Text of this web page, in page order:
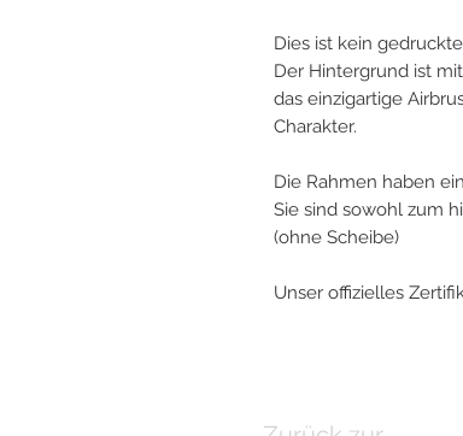
Dies ist kein
Der Hintergrund ist
das einzigartige
Charakter.
Die Rahmen haben
Sie sind sowohl zum
(ohne Scheibe)
Unser offizielles